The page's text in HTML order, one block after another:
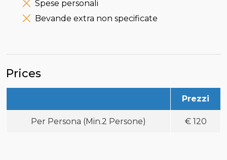
Spese personali
Bevande extra non specificate
Prices
Prezzi
Per Persona (Min.2 Persone) € 120